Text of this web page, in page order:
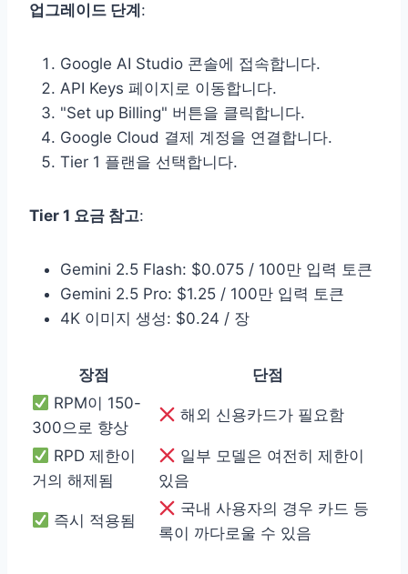
업그레이드 단계 :
Google AI Studio 콘솔에 접속합니다.
API Keys 페이지로 이동합니다.
"Set up Billing" 버튼을 클릭합니다.
Google Cloud 결제 계정을 연결합니다.
Tier 1 플랜을 선택합니다.
Tier 1 요금 참고:
Gemini 2.5 Flash: $0.075 / 100만 입력 토큰
Gemini 2.5 Pro: $1.25 / 100만 입력 토큰
4K 이미지 생성: $0.24 / 장
장점
단점
RPM이 150-
300으로 향상
해외 신용카드가 필요함
RPD 제한이
거의 해제됨
일부 모델은 여전히 제한이
있음
즉시 적용됨
국내 사용자의 경우 카드 등
록이 까다로울 수 있음